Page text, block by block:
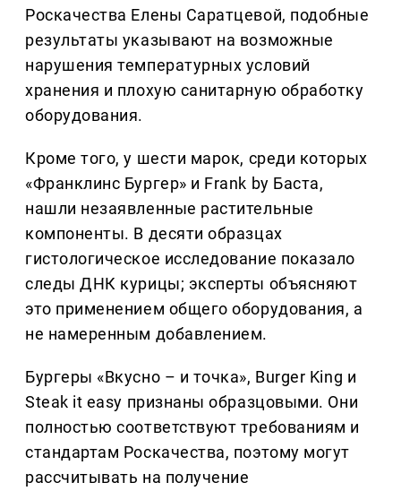
Роскачества Елены Саратцевой, подобные
результаты указывают на возможные
нарушения температурных условий
хранения и плохую санитарную обработку
оборудования.
Кроме того, у шести марок, среди которых
«Франклинс Бургер» и Frank by Баста,
нашли незаявленные растительные
компоненты. В десяти образцах
гистологическое исследование показало
следы ДНК курицы; эксперты объясняют
это применением общего оборудования, а
не намеренным добавлением.
Бургеры «Вкусно – и точка», Burger King и
Steak it easy признаны образцовыми. Они
полностью соответствуют требованиям и
стандартам Роскачества, поэтому могут
рассчитывать на получение